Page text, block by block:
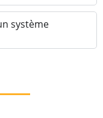
système